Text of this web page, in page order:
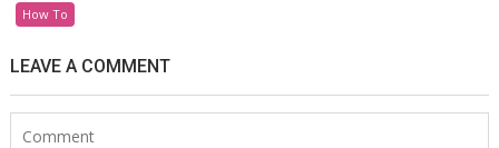
How To
LEAVE A COMMENT